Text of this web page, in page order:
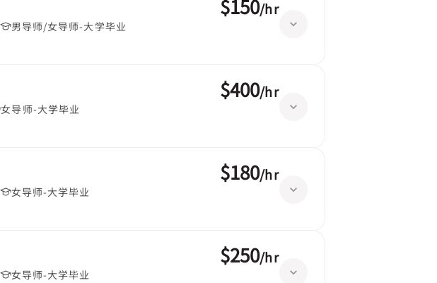
男导师/女导师-大学毕业
$150/hr
女导师-大学毕业
$400/hr
女导师-大学毕业
$180/hr
女导师-大学毕业
$250/hr